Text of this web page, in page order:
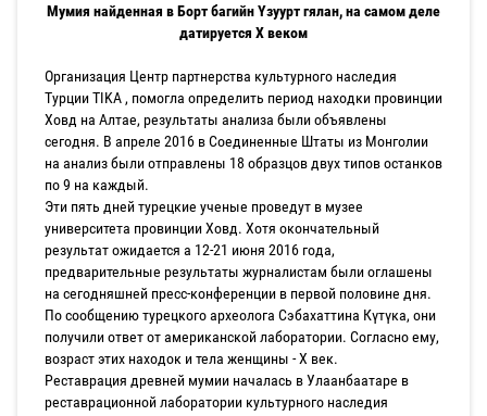
Мумия найденная в Борт багийн Үзуурт гялан, на самом деле
датируется X веком
Организация Центр партнерства культурного наследия
Турции TIKA , помогла определить период находки провинции
Ховд на Алтае, результаты анализа были объявлены
сегодня. В апреле 2016 в Соединенные Штаты из Монголии
на анализ были отправлены 18 образцов двух типов останков
по 9 на каждый.
Эти пять дней турецкие ученые проведут в музее
университета провинции Ховд. Хотя окончательный
результат ожидается а 12-21 июня 2016 года,
предварительные результаты журналистам были оглашены
на сегодняшней пресс-конференции в первой половине дня.
По сообщению турецкого археолога Сэбахаттина Күтүка, они
получили ответ от американской лаборатории. Согласно ему,
возраст этих находок и тела женщины - Х век.
Реставрация древней мумии началась в Улаанбаатаре в
реставрационной лаборатории культурного наследия